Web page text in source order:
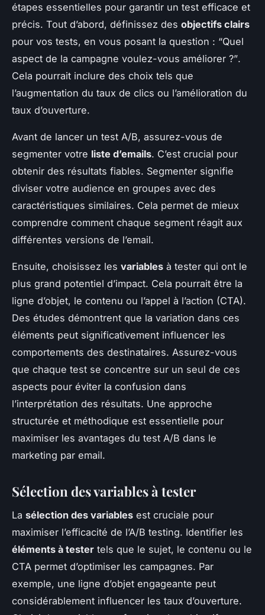
étapes essentielles pour garantir un test efficace et
précis. Tout d’abord, définissez des objectifs clairs
pour vos tests, en vous posant la question : “Quel
aspect de la campagne voulez-vous améliorer ?”.
Cela pourrait inclure des choix tels que
l’augmentation du taux de clics ou l’amélioration du
taux d’ouverture.
Avant de lancer un test A/B, assurez-vous de
segmenter votre liste d’emails. C’est crucial pour
obtenir des résultats fiables. Segmenter signifie
diviser votre audience en groupes avec des
caractéristiques similaires. Cela permet de mieux
comprendre comment chaque segment réagit aux
différentes versions de l’email.
Ensuite, choisissez les variables à tester qui ont le
plus grand potentiel d’impact. Cela pourrait être la
ligne d’objet, le contenu ou l’appel à l’action (CTA).
Des études démontrent que la variation dans ces
éléments peut significativement influencer les
comportements des destinataires. Assurez-vous
que chaque test se concentre sur un seul de ces
aspects pour éviter la confusion dans
l’interprétation des résultats. Une approche
structurée et méthodique est essentielle pour
maximiser les avantages du test A/B dans le
marketing par email.
Sélection des variables à tester
La sélection des variables est cruciale pour
maximiser l’efficacité de l’A/B testing. Identifier les
éléments à tester tels que le sujet, le contenu ou le
CTA permet d’optimiser les campagnes. Par
exemple, une ligne d’objet engageante peut
considérablement influencer les taux d’ouverture.